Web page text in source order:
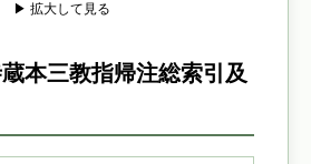
▶ 拡大して見る
本三教指帰注総索引及